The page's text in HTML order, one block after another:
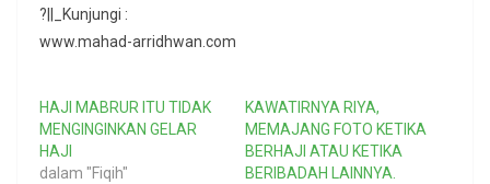
?||_Kunjungi :
www.mahad-arridhwan.com
HAJI MABRUR ITU TIDAK
MENGINGINKAN GELAR
HAJI
dalam "Fiqih"
KAWATIRNYA RIYA,
MEMAJANG FOTO KETIKA
BERHAJI ATAU KETIKA
BERIBADAH LAINNYA.